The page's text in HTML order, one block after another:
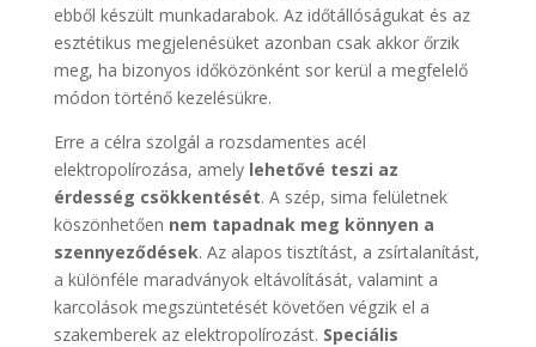
ebből készült munkadarabok. Az időtállóságukat és az
esztétikus megjelenésüket azonban csak akkor őrzik
meg, ha bizonyos időközönként sor kerül a megfelelő
módon történő kezelésükre.
Erre a célra szolgál a rozsdamentes acél
elektropolírozása, amely lehetővé teszi az
érdesség csökkentését. A szép, sima felületnek
köszönhetően nem tapadnak meg könnyen a
szennyeződések. Az alapos tisztítást, a zsírtalanítást,
a különféle maradványok eltávolítását, valamint a
karcolások megszüntetését követően végzik el a
szakemberek az elektropolírozást. Speciális